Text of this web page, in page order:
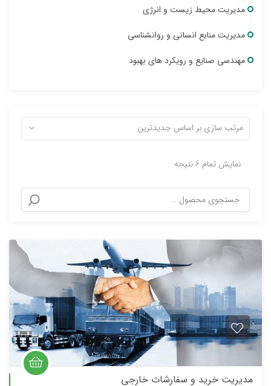
مدیریت محیط زیست و انرژی
مدیریت منابع انسانی و روانشناسی
مهندسی صنایع و رویکرد های بهبود
مرتب سازی بر اساس جدیدترین
نمایش تمام 6 نتیجه
مدیریت خرید و سفارشات خارجی